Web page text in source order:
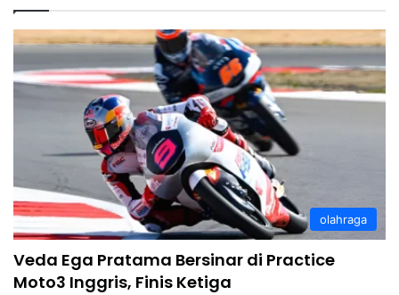
olahraga
Veda Ega Pratama Bersinar di Practice
Moto3 Inggris, Finis Ketiga